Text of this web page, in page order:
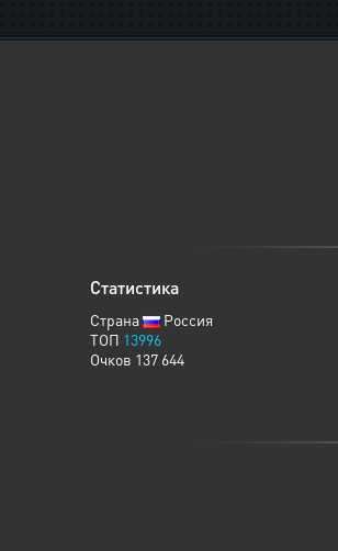
Статистика
Страна
Россия
ТОП 13996
Очков 137 644